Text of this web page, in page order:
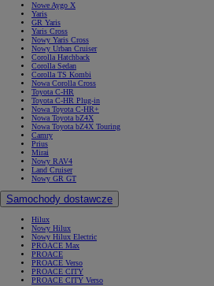
Nowe Aygo X
Yaris
GR Yaris
Yaris Cross
Nowy Yaris Cross
Nowy Urban Cruiser
Corolla Hatchback
Corolla Sedan
Corolla TS Kombi
Nowa Corolla Cross
Toyota C-HR
Toyota C-HR Plug-in
Nowa Toyota C-HR+
Nowa Toyota bZ4X
Nowa Toyota bZ4X Touring
Camry
Prius
Mirai
Nowy RAV4
Land Cruiser
Nowy GR GT
Samochody dostawcze
Hilux
Nowy Hilux
Nowy Hilux Electric
PROACE Max
PROACE
PROACE Verso
PROACE CITY
PROACE CITY Verso